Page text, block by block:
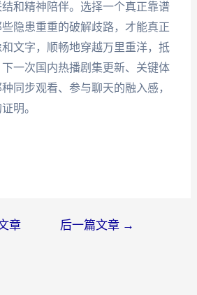
和精神陪伴。选择一个真正靠谱
隐患重重的破解歧路，才能真正
文字，顺畅地穿越万里重洋，抵
一次国内热播剧集更新、关键体
同步观看、参与聊天的融入感，
明。
章 后一篇文章 →